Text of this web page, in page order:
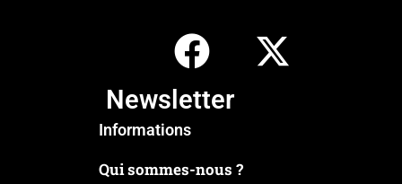
Newsletter
Informations
Qui sommes-nous ?